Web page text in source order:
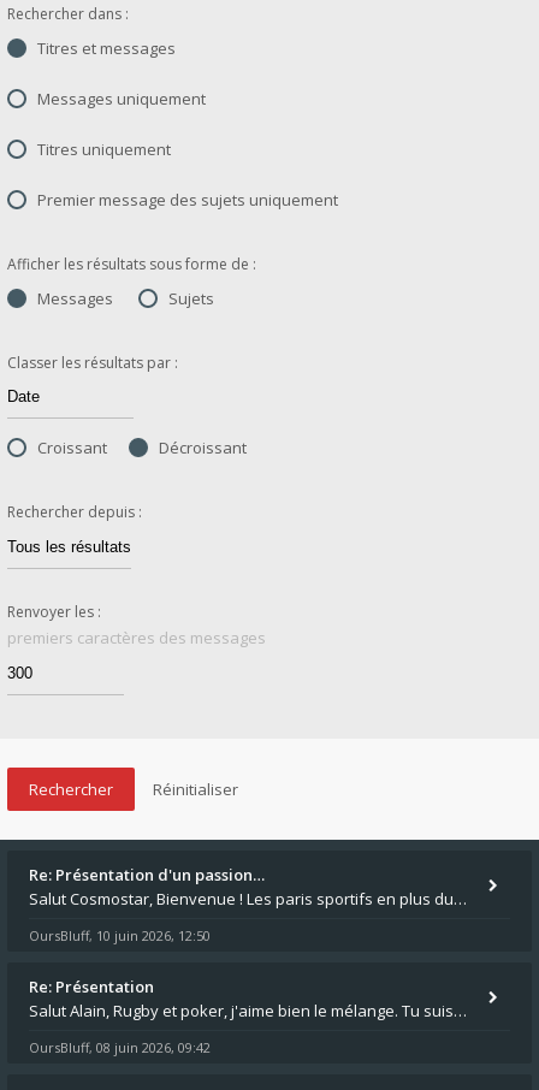
Rechercher dans :
Titres et messages
Messages uniquement
Titres uniquement
Premier message des sujets uniquement
Afficher les résultats sous forme de :
Messages Sujets
Classer les résultats par :
Croissant Décroissant
Rechercher depuis :
Renvoyer les :
premiers caractères des messages
Re: Présentation d'un passion…
Salut Cosmostar, Bienvenue ! Les paris sportifs en plus du poker, c'est ce que je fais aussi. Surtout la NBA, je mise su
OursBluff, 10 juin 2026, 12:50
Re: Présentation
Salut Alain, Rugby et poker, j'aime bien le mélange. Tu suis le rugby du coin ? Moi j'essaie d'aller voir des matchs de
OursBluff, 08 juin 2026, 09:42